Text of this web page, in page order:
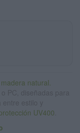
gradient,
un toque
un look chic y
50
natural.
UV400